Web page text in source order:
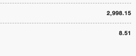
2,998.15
8.51